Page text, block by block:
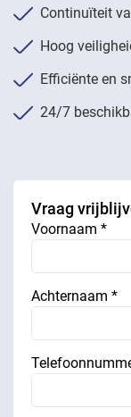
Continuïteit
Hoog
Efficiënte en
24/7
Vraag
Voornaam *
Achternaam *